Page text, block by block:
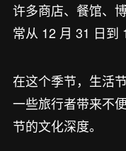
许多商店、餐馆、
常从 12 月 31 日到
在这个季节，生活
一些旅行者带来不
节的文化深度。